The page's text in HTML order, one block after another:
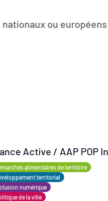
ou
Inclusion numérique
Dynamiques
Active / AAP POP
alimentaires de territoire
territorial
numérique
de la ville